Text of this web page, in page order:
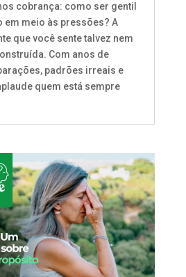
cobrança: como ser gentil
em meio às pressões? A
que você sente talvez nem
Com anos de
padrões irreais e
quem está sempre